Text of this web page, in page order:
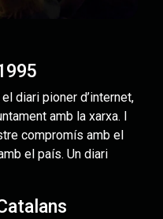
diari pioner d’internet,
amb la xarxa. I
compromís amb el
el país. Un diari